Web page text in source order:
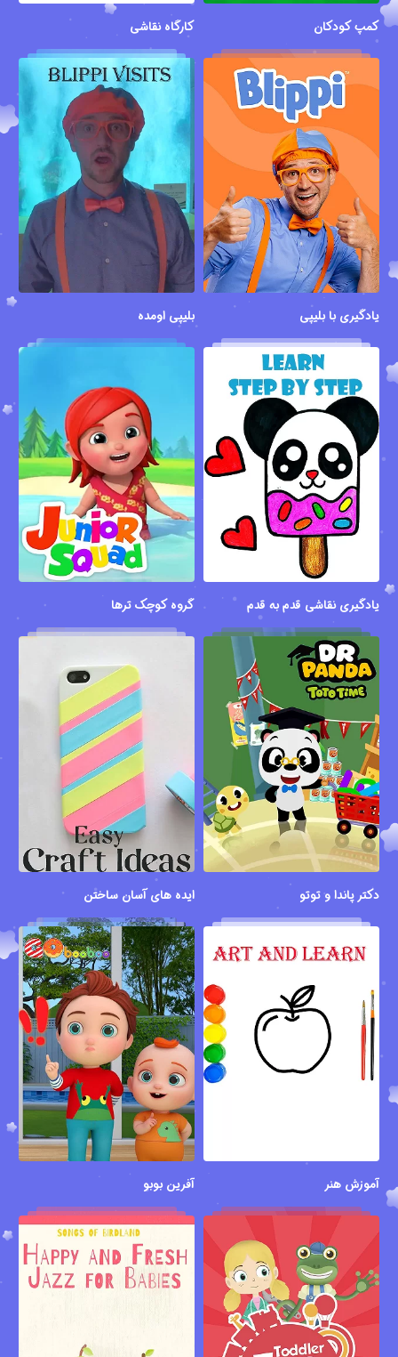
کمپ کودکان کارگاه نقاشی
یادگیری با بلیپی بلیپی اومده
یادگیری نقاشی قدم به قدم گروه کوچک ترها
دکتر پاندا و توتو ایده های آسان ساختن
آموزش هنر آفرین بوبو